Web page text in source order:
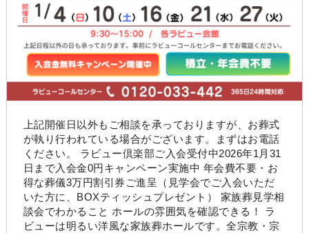
上記開催日以外もご相談を承っておりますが、お葬式
が執り行われている場合がございます。まずはお電話
ください。 ラビュー倶楽部ご入会受付中2026年1月31
日まで入会金0円キャンペーン実施中 年会費不要・お
得な葬儀3万円割引券ご進呈（見学会でご入会いただ
いた方に、BOXティッシュプレゼント） 家族葬見学相
談会でわかること ホールの雰囲気を確認できる！ ラ
ビューは明るい洋風な家族葬ホールです。全宗教・宗